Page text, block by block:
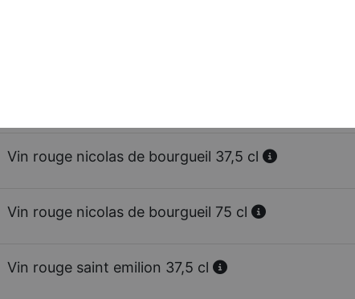
Vin rouge nicolas de bourgueil 37,5 cl
Vin rouge nicolas de bourgueil 75 cl
Vin rouge saint emilion 37,5 cl